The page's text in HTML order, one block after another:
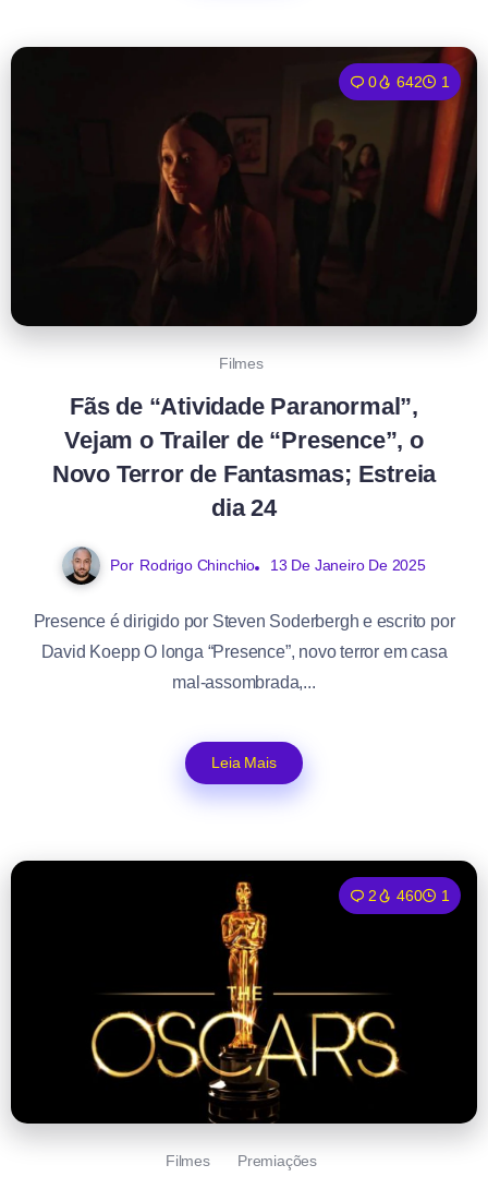
0 642 1
Filmes
Fãs de “Atividade Paranormal”,
Vejam o Trailer de “Presence”, o
Novo Terror de Fantasmas; Estreia
dia 24
Por Rodrigo Chinchio 13 De Janeiro De 2025
Presence é dirigido por Steven Soderbergh e escrito por
David Koepp O longa “Presence”, novo terror em casa
mal-assombrada,...
Leia Mais
2 460 1
Filmes Premiações